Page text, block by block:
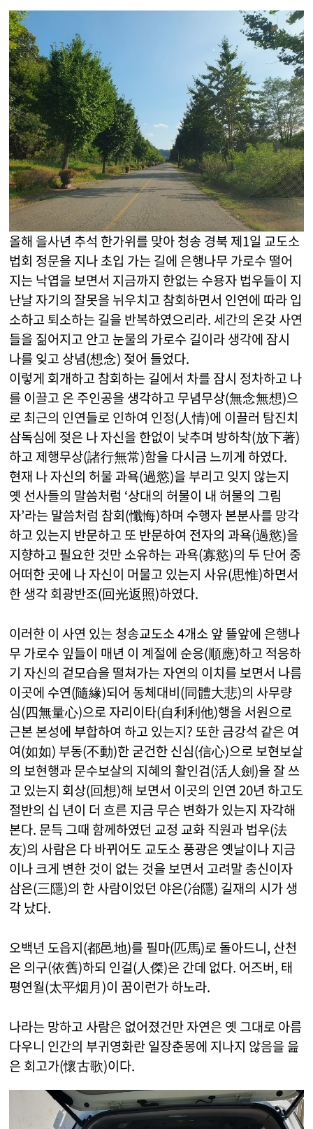
올해 을사년 추석 한가위를 맞아 청송 경북 제1일 교도소
법회 정문을 지나 초입 가는 길에 은행나무 가로수 떨어
지는 낙엽을 보면서 지금까지 한없는 수용자 법우들이 지
난날 자기의 잘못을 뉘우치고 참회하면서 인연에 따라 입
소하고 퇴소하는 길을 반복하였으리라. 세간의 온갖 사연
들을 짊어지고 안고 눈물의 가로수 길이라 생각에 잠시
나를 잊고 상념(想念) 젖어 들었다.
이렇게 회개하고 참회하는 길에서 차를 잠시 정차하고 나
를 이끌고 온 주인공을 생각하고 무념무상(無念無想)으
로 최근의 인연들로 인하여 인정(人情)에 이끌러 탐진치
삼독심에 젖은 나 자신을 한없이 낮추며 방하착(放下著)
하고 제행무상(諸行無常)함을 다시금 느끼게 하였다.
현재 나 자신의 허물 과욕(過慾)을 부리고 잊지 않는지
옛 선사들의 말씀처럼 ‘상대의 허물이 내 허물의 그림
자’라는 말씀처럼 참회(懺悔)하며 수행자 본분사를 망각
하고 있는지 반문하고 또 반문하여 전자의 과욕(過慾)을
지향하고 필요한 것만 소유하는 과욕(寡慾)의 두 단어 중
어떠한 곳에 나 자신이 머물고 있는지 사유(思惟)하면서
한 생각 회광반조(回光返照)하였다.
이러한 이 사연 있는 청송교도소 4개소 앞 뜰앞에 은행나
무 가로수 잎들이 매년 이 계절에 순응(順應)하고 적응하
기 자신의 겉모습을 떨쳐가는 자연의 이치를 보면서 나름
이곳에 수연(隨緣)되어 동체대비(同體大悲)의 사무량
심(四無量心)으로 자리이타(自利利他)행을 서원으로
근본 본성에 부합하여 하고 있는지? 또한 금강석 같은 여
여(如如) 부동(不動)한 굳건한 신심(信心)으로 보현보살
의 보현행과 문수보살의 지혜의 활인검(活人劍)을 잘 쓰
고 있는지 회상(回想)해 보면서 이곳의 인연 20년 하고도
절반의 십 년이 더 흐른 지금 무슨 변화가 있는지 자각해
본다. 문득 그때 함께하였던 교정 교화 직원과 법우(法
友)의 사람은 다 바뀌어도 교도소 풍광은 옛날이나 지금
이나 크게 변한 것이 없는 것을 보면서 고려말 충신이자
삼은(三隱)의 한 사람이었던 야은(冶隱) 길재의 시가 생
각 났다.
오백년 도읍지(都邑地)를 필마(匹馬)로 돌아드니, 산천
은 의구(依舊)하되 인걸(人傑)은 간데 없다. 어즈버, 태
평연월(太平烟月)이 꿈이런가 하노라.
나라는 망하고 사람은 없어졌건만 자연은 옛 그대로 아름
다우니 인간의 부귀영화란 일장춘몽에 지나지 않음을 읊
은 회고가(懷古歌)이다.